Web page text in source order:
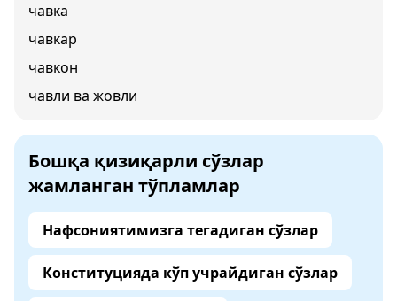
чавка
чавкар
чавкон
чавли ва жовли
Бошқа қизиқарли сўзлар
жамланган тўпламлар
Нафсониятимизга тегадиган сўзлар
Конституцияда кўп учрайдиган сўзлар